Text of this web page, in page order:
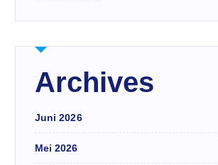
Archives
Juni 2026
Mei 2026